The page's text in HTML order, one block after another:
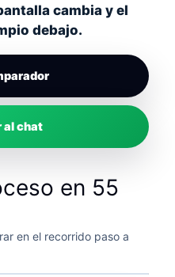
cambia y el
debajo.
al chat
en 55
en el recorrido paso a